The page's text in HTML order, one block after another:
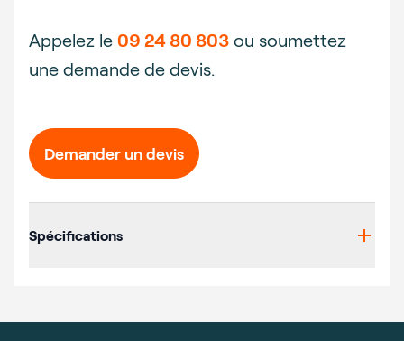
Appelez le 09 24 80 803 ou soumettez
une demande de devis.
Demander un devis
Spécifications